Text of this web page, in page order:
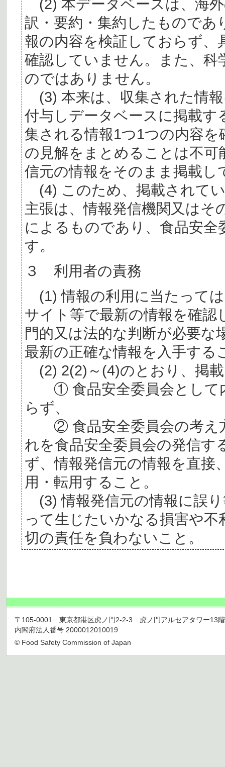
(2) 本データベースは、海
訳・要約・集約したものであ
報の内容を検証しておらず、
確認していません。また、
のではありません。
(3) 本来は、収集された情
付与しデータベースに掲載
集される情報1つ1つの内容
の見解をまとめることは不
信元の情報をそのまま掲載し
(4) このため、掲載されて
主張は、情報発信機関又はそ
によるものであり、食品安
す。
３ 利用者の責務
(1) 情報の利用に当たって
サイト等で最新の情報を確認
門的又は法的な判断が必要
最新の正確な情報を入手する
(2) 2(2)～(4)のとおり、掲
① 食品安全委員会として
らず、
② 食品安全委員会の考え
れを食品安全委員会の発信す
ず、情報発信元の情報を直接
用・転用すること。
(3) 情報発信元の情報に誤
って生じたいかなる損害や
切の責任を負わないこと。
〒105-0001 東京都港区虎ノ門2-2-3 虎ノ門アルセアタワー13
内閣府法人番号 2000012010019
© Food Safety Commission of Japan